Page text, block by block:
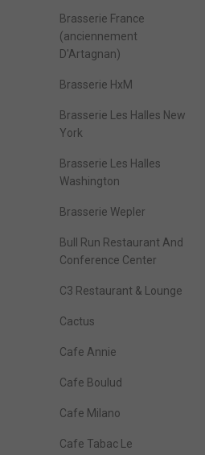
Brasserie France
(anciennement
D'Artagnan)
Brasserie HxM
Brasserie Les Halles New
York
Brasserie Les Halles
Washington
Brasserie Wepler
Bull Run Restaurant And
Conference Center
C3 Restaurant & Lounge
Cactus
Cafe Annie
Cafe Boulud
Cafe Milano
Cafe Tabac Le